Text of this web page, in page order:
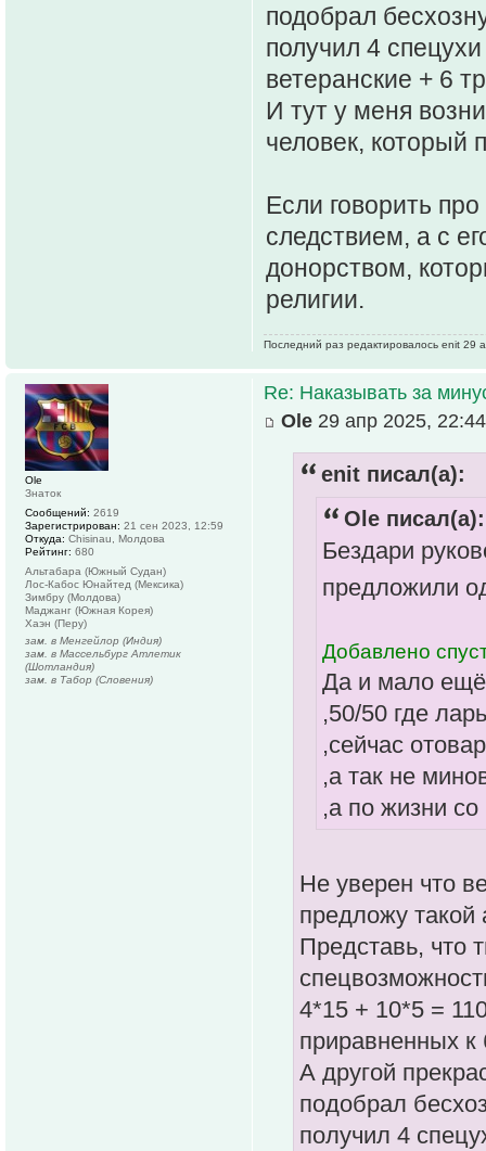
подобрал
получил 4
ветеранские + 6
И тут у меня
человек, который
Если говорить
следствием, а с
донорством,
религии.
Последний раз редактировалось enit 29
Re: Наказывать за
Ole 29 апр 2025, 22:44
enit писал(а):
Ole писал(а):
Бездари
предложили
Добавлено
Да и мало ещё
,50/50 где
,сейчас
,а так не
,а по жизни
Не уверен что
предложу такой
Представь, что
4*15 + 10*5 =
приравненных к
А другой
подобрал
получил 4
Ole
Знаток
Сообщений: 2619
Зарегистрирован: 21 сен 2023, 12:59
Откуда: Chisinau, Молдова
Рейтинг: 680
Альтабара (Южный Судан)
Лос-Кабос Юнайтед (Мексика)
Зимбру (Молдова)
Маджанг (Южная Корея)
Хаэн (Перу)
зам. в Менгейлор (Индия)
зам. в Массельбург Атлетик
(Шотландия)
зам. в Табор (Словения)